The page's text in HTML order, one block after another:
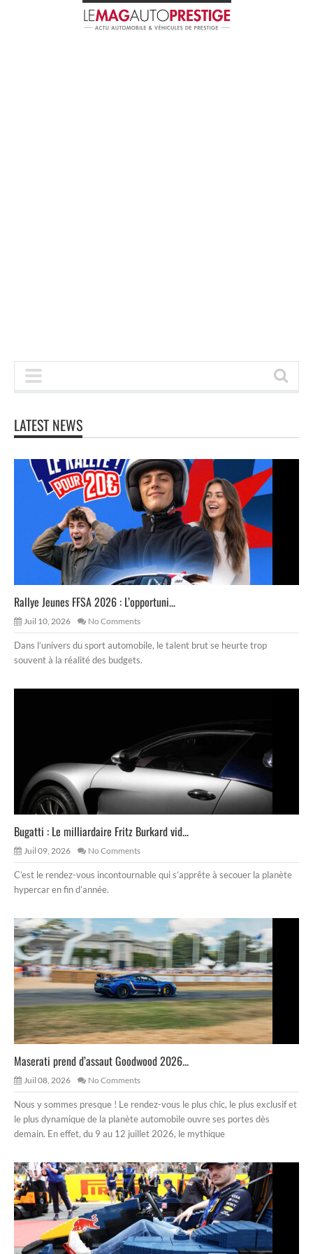
LATEST NEWS
Rallye Jeunes FFSA 2026 : L’opportuni...
Juil 10, 2026 No Comments
Dans l’univers du sport automobile, le talent brut se heurte trop
souvent à la réalité des budgets.
Bugatti : Le milliardaire Fritz Burkard vid...
Juil 09, 2026 No Comments
C’est le rendez-vous incontournable qui s’apprête à secouer la planète
hypercar en fin d’année.
Maserati prend d’assaut Goodwood 2026...
Juil 08, 2026 No Comments
Nous y sommes presque ! Le rendez-vous le plus chic, le plus exclusif et
le plus dynamique de la planète automobile ouvre ses portes dès
demain. En effet, du 9 au 12 juillet 2026, le mythique